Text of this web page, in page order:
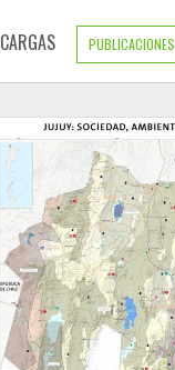
PUBLICACIONES